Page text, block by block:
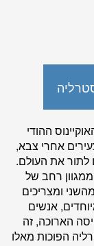
ההודי
אחרי צבא,
לתור את העולם.
רחב של
ומצריכים
אנשים
הארוכה, זה
הפוכות מאלו